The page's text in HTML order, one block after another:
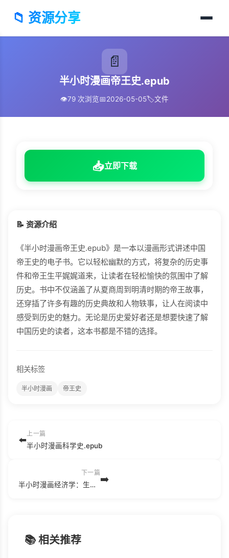
📁 资源分享
📄
半小时漫画帝王史.epub
👁️79 次浏览📅2026-05-05🏷️文件
📥立即下载
📝 资源介绍
《半小时漫画帝王史.epub》是一本以漫画形式讲述中国
帝王史的电子书。它以轻松幽默的方式，将复杂的历史事
件和帝王生平娓娓道来，让读者在轻松愉快的氛围中了解
历史。书中不仅涵盖了从夏商周到明清时期的帝王故事，
还穿插了许多有趣的历史典故和人物轶事，让人在阅读中
感受到历史的魅力。无论是历史爱好者还是想要快速了解
中国历史的读者，这本书都是不错的选择。
相关标签
半小时漫画 帝王史
⬅️
上一篇
半小时漫画科学史.epub
下一篇
半小时漫画经济学：生活常识篇.epub ➡️
📚 相关推荐